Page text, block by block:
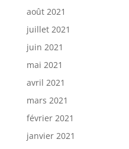
août 2021
juillet 2021
juin 2021
mai 2021
avril 2021
mars 2021
février 2021
janvier 2021